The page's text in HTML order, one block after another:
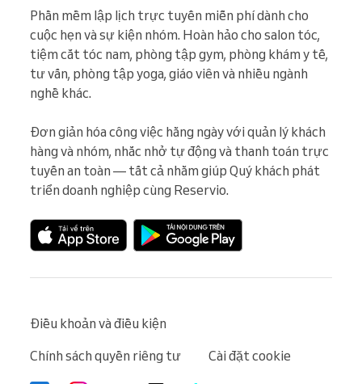
Phần mềm lập lịch trực tuyến miễn phí dành cho
cuộc hẹn và sự kiện nhóm. Hoàn hảo cho salon tóc,
tiệm cắt tóc nam, phòng tập gym, phòng khám y tế,
tư vấn, phòng tập yoga, giáo viên và nhiều ngành
nghề khác.
Đơn giản hóa công việc hằng ngày với quản lý khách
hàng và nhóm, nhắc nhở tự động và thanh toán trực
tuyến an toàn — tất cả nhằm giúp Quý khách phát
triển doanh nghiệp cùng Reservio.
Điều khoản và điều kiện
Chính sách quyền riêng tư
Cài đặt cookie